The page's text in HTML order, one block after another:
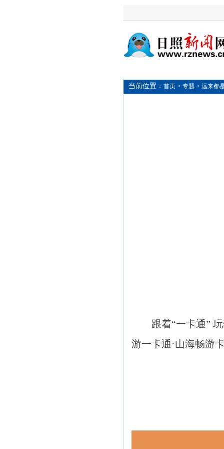
当前位置： 首页 > 专题 > 远来都
跟着“一卡通”
游一卡通·山海畅游